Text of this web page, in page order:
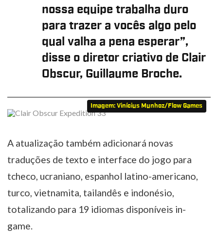
nossa equipe trabalha duro
para trazer a vocês algo pelo
qual valha a pena esperar”,
disse o diretor criativo de Clair
Obscur, Guillaume Broche.
Imagem: Vinícius Munhoz/Flow Games
A atualização também adicionará novas
traduções de texto e interface do jogo para
tcheco, ucraniano, espanhol latino-americano,
turco, vietnamita, tailandês e indonésio,
totalizando para 19 idiomas disponíveis in-
game.